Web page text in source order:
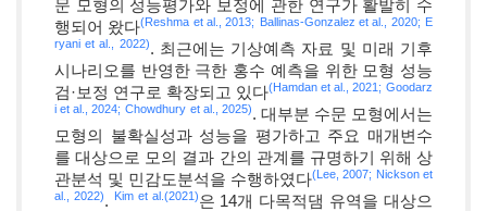
문 모형의 성능평가와 보정에 관한 연구가 활발히 수
행되어 왔다(Reshma et al., 2013; Ballinas-Gonzalez et al., 2020; E
ryani et al., 2022). 최근에는 기상예측 자료 및 미래 기후
시나리오를 반영한 극한 홍수 예측을 위한 모형 성능
검·보정 연구로 확장되고 있다(Hamdan et al., 2021; Goodarz
i et al., 2024; Chowdhury et al., 2025). 대부분 수문 모형에서는
모형의 불확실성과 성능을 평가하고 주요 매개변수
를 대상으로 모의 결과 간의 관계를 규명하기 위해 상
관분석 및 민감도분석을 수행하였다(Lee, 2007; Nickson et
al., 2022). Kim et al.(2021)은 14개 다목적댐 유역을 대상으